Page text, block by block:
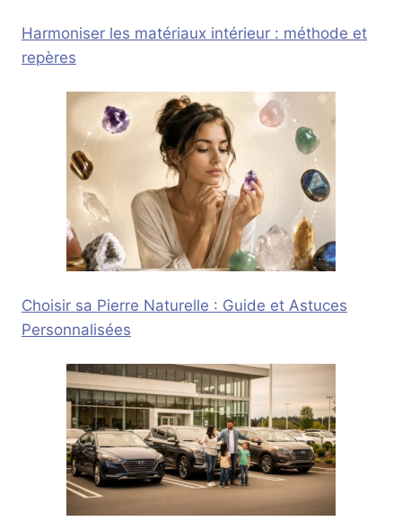
Harmoniser les matériaux intérieur : méthode et
repères
Choisir sa Pierre Naturelle : Guide et Astuces
Personnalisées